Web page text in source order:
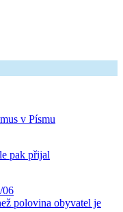
v Písmu
pak přijal
06
polovina obyvatel je